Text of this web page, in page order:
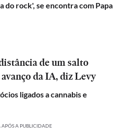
do rock', se encontra com Papa
de um salto
da IA, diz Levy
ligados a cannabis e
A PUBLICIDADE